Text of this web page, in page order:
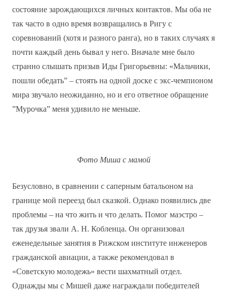
состояние зарождающихся личных контактов. Мы оба не
так часто в одно время возвращались в Ригу с
соревнований (хотя и разного ранга), но в таких случаях я
почти каждый день бывал у него. Вначале мне было
странно слышать призыв Иды Григорьевны: «Мальчики,
пошли обедать” – стоять на одной доске с экс-чемпионом
мира звучало неожиданно, но и его ответное обращение
”Мурочка” меня удивило не меньше.
Фото Миша с мамой
Безусловно, в сравнении с саперным батальоном на
границе мой переезд был сказкой. Однако появились две
проблемы – на что жить и что делать. Помог маэстро –
так друзья звали А. Н. Кобленца. Он организовал
еженедельные занятия в Рижском институте инженеров
гражданской авиации, а также рекомендовал в
«Советскую молодежь» вести шахматный отдел.
Однажды мы с Мишей даже награждали победителей